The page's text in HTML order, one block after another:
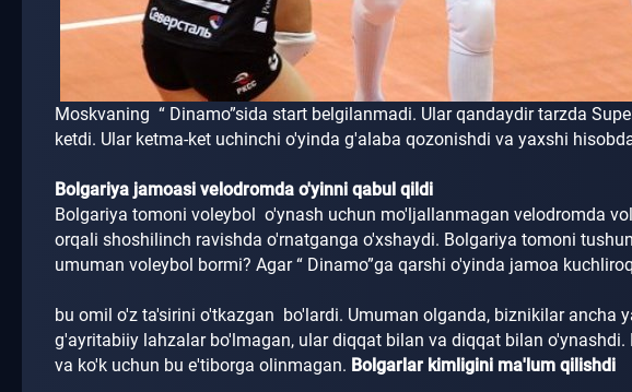
Moskvaning “ Dinamo”sida start belgilanmadi. Ular qandaydir tarzda
ketdi. Ular ketma-ket uchinchi o'yinda g'alaba qozonishdi va yaxshi
Bolgariya jamoasi velodromda o'yinni qabul qildi
Bolgariya tomoni voleybol o'ynash uchun mo'ljallanmagan velodromda
orqali shoshilinch ravishda o'rnatganga o'xshaydi. Bolgariya tomoni
umuman voleybol bormi? Agar “ Dinamo”ga qarshi o'yinda jamoa
bu omil o'z ta'sirini o'tkazgan bo'lardi. Umuman olganda, biznikilar ancha
g'ayritabiiy lahzalar bo'lmagan, ular diqqat bilan va diqqat bilan o'ynashdi.
va ko'k uchun bu e'tiborga olinmagan. Bolgarlar kimligini ma'lum qilishdi